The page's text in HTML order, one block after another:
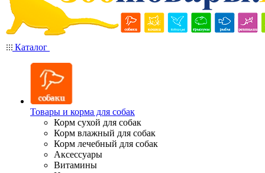
Каталог
Товары и корма для собак
Корм сухой для собак
Корм влажный для собак
Корм лечебный для собак
Аксессуары
Витамины